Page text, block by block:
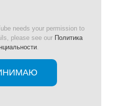
needs your permission to
please see our Политика